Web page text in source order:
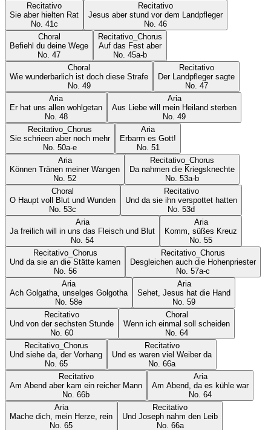
Recitativo
Sie aber hielten Rat
No. 41c
Recitativo
Jesus aber stund vor dem Landpfleger
No. 46
Choral
Befiehl du deine Wege
No. 47
Recitativo_Chorus
Auf das Fest aber
No. 45a-b
Choral
Wie wunderbarlich ist doch diese Strafe
No. 49
Recitativo
Der Landpfleger sagte
No. 47
Aria
Er hat uns allen wohlgetan
No. 48
Aria
Aus Liebe will mein Heiland sterben
No. 49
Recitativo_Chorus
Sie schrieen aber noch mehr
No. 50a-e
Aria
Erbarm es Gott!
No. 51
Aria
Können Tränen meiner Wangen
No. 52
Recitativo_Chorus
Da nahmen die Kriegsknechte
No. 53a-b
Choral
O Haupt voll Blut und Wunden
No. 53c
Recitativo
Und da sie ihn verspottet hatten
No. 53d
Aria
Ja freilich will in uns das Fleisch und Blut
No. 54
Aria
Komm, süßes Kreuz
No. 55
Recitativo_Chorus
Und da sie an die Stätte kamen
No. 56
Recitativo_Chorus
Desgleichen auch die Hohenpriester
No. 57a-c
Aria
Ach Golgatha, unselges Golgotha
No. 58e
Aria
Sehet, Jesus hat die Hand
No. 59
Recitativo
Und von der sechsten Stunde
No. 60
Choral
Wenn ich einmal soll scheiden
No. 64
Recitativo_Chorus
Und siehe da, der Vorhang
No. 65
Recitativo
Und es waren viel Weiber da
No. 66a
Recitativo
Am Abend aber kam ein reicher Mann
No. 66b
Aria
Am Abend, da es kühle war
No. 64
Aria
Mache dich, mein Herze, rein
No. 65
Recitativo
Und Joseph nahm den Leib
No. 66a